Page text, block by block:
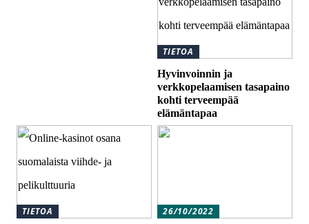
TIETOA
Hyvinvoinnin ja
verkkopelaamisen tasapaino
kohti terveempää
elämäntapaa
TIETOA 26/10/2022